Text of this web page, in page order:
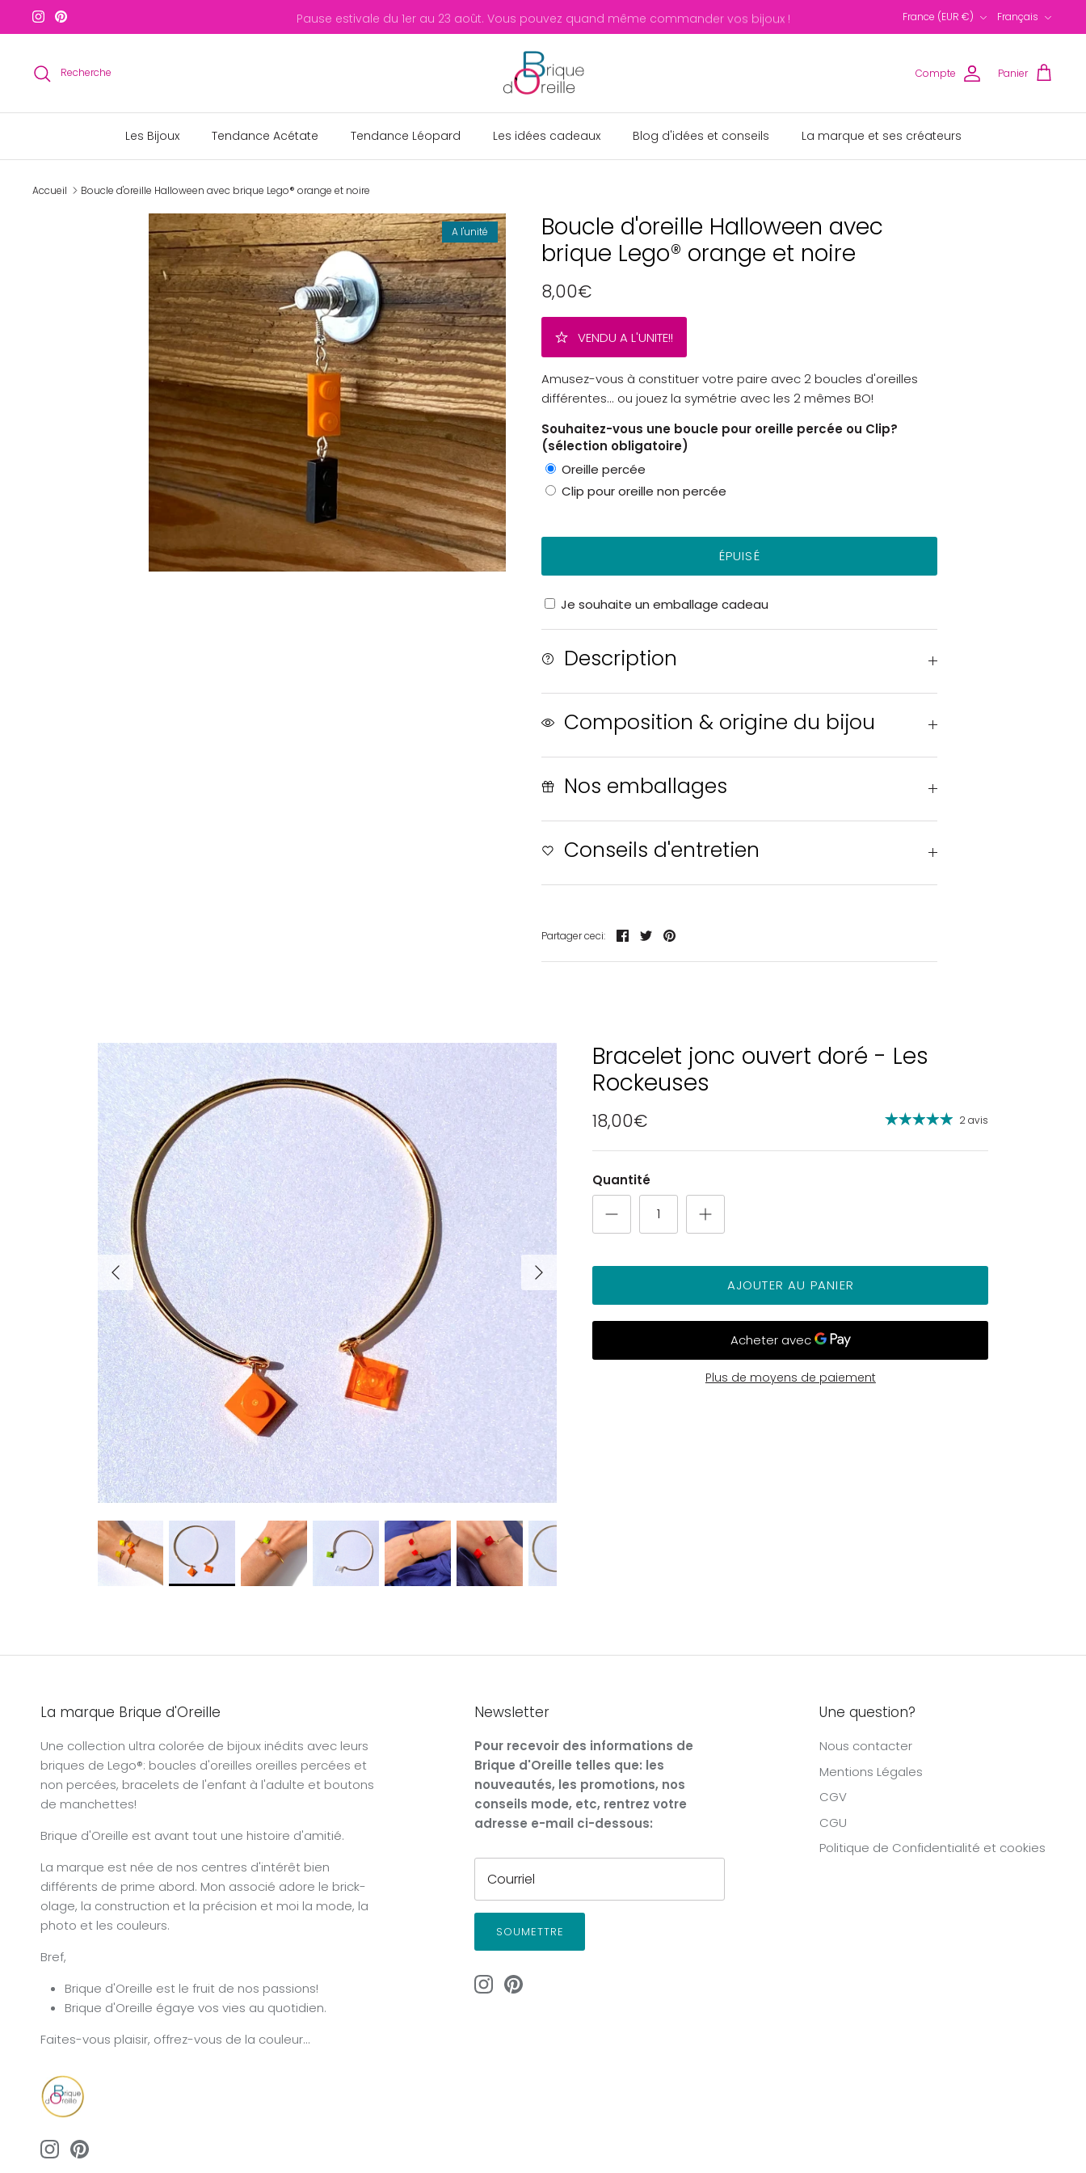
Passer
Pause estivale du 1er au 23 août. Vous pouvez quand même commander vos bijoux ! France (EUR €) Français
Recherche Compte Panier
Les Bijoux Tendance Acétate Tendance Léopard Les idées cadeaux Blog d'idées et conseils La marque et ses créateurs
Accueil Boucle d'oreille Halloween avec brique Lego® orange et noire
A l'unité
Boucle d'oreille Halloween avec
brique Lego® orange et noire
8,00€
VENDU A L'UNITE!!
Amusez-vous à constituer votre paire avec 2 boucles d'oreilles
différentes... ou jouez la symétrie avec les 2 mêmes BO!
Souhaitez-vous une boucle pour oreille percée ou Clip?
(sélection obligatoire)
Oreille percée
Clip pour oreille non percée
ÉPUISÉ
Je souhaite un emballage cadeau
Description
Composition & origine du bijou
Nos emballages
Conseils d'entretien
Partager ceci: Partager
TweeterÉpingler
Bracelet jonc ouvert doré - Les
Rockeuses
18,00€ 2 avis
Quantité
AJOUTER AU PANIER
Plus de moyens de paiement
La marque Brique d'Oreille
Une collection ultra colorée de bijoux inédits avec leurs
briques de Lego®: boucles d'oreilles oreilles percées et
non percées, bracelets de l'enfant à l'adulte et boutons
de manchettes!
Brique d'Oreille est avant tout une histoire d'amitié.
La marque est née de nos centres d'intérêt bien
différents de prime abord. Mon associé adore le brick-
olage, la construction et la précision et moi la mode, la
photo et les couleurs.
Bref,
Brique d'Oreille est le fruit de nos passions!
Brique d'Oreille égaye vos vies au quotidien.
Faites-vous plaisir, offrez-vous de la couleur...
Newsletter
Pour recevoir des informations de
Brique d'Oreille telles que: les
nouveautés, les promotions, nos
conseils mode, etc, rentrez votre
adresse e-mail ci-dessous:
SOUMETTRE
Une question?
Nous contacter
Mentions Légales
CGV
CGU
Politique de Confidentialité et cookies